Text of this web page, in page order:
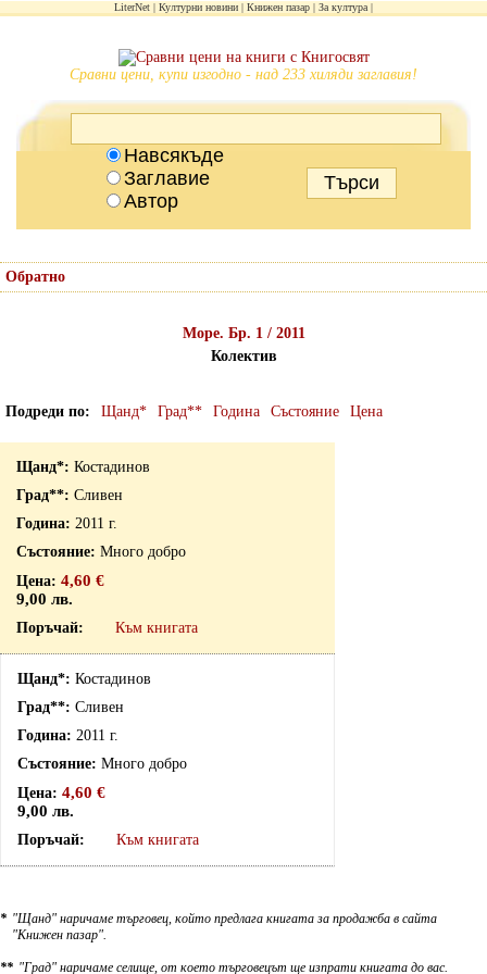
LiterNet Културни новини Книжен пазар За култура
Сравни цени, купи изгодно - над 233 хиляди заглавия!
Навсякъде
Заглавие
Автор
Обратно
Море. Бр. 1 / 2011
Колектив
Подреди по Щанд* Град** Година Състояние Цена
Костадинов
Сливен
2011 г.
Много добро
4,60 €
9,00 лв.
Към книгата
Костадинов
Сливен
2011 г.
Много добро
4,60 €
9,00 лв.
Към книгата
* "Щанд" наричаме търговец, който предлага книгата за продажба в сайта
"Книжен пазар".
** "Град" наричаме селище, от което търговецът ще изпрати книгата до вас.